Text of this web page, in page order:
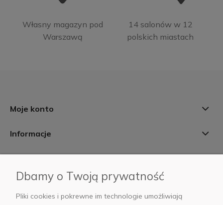
Własny magazyn pod
Warszawą
14 salonów w 12
polskich miastach
Moje konto
Informacje
AB Foto
Dbamy o Twoją prywatność
Pliki cookies i pokrewne im technologie umożliwiają